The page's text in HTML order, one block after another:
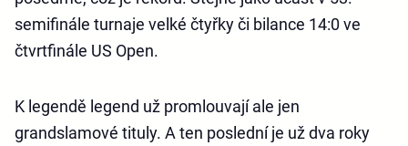
semifinále turnaje velké čtyřky či bilance 14:0 ve
čtvrtfinále US Open.
K legendě legend už promlouvají ale jen
grandslamové tituly. A ten poslední je už dva roky